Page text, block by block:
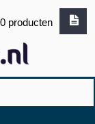
0 producten